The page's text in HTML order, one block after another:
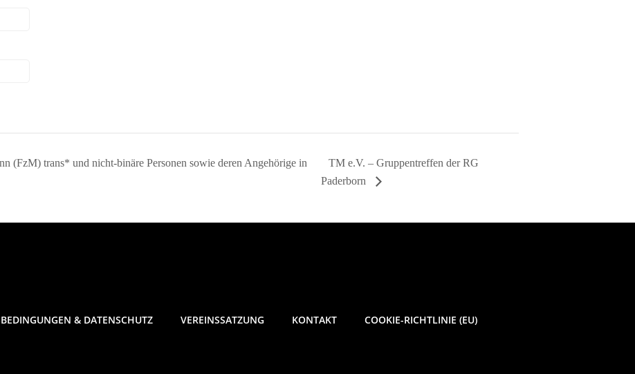
(FzM) trans* und nicht-binäre Personen sowie deren Angehörige in
TM e.V. – Gruppentreffen der RG
Paderborn
& DATENSCHUTZ VEREINSSATZUNG KONTAKT COOKIE-RICHTLINIE (EU)